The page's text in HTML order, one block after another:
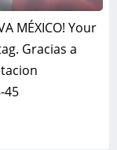
MÉXICO! Your
Gracias a
45